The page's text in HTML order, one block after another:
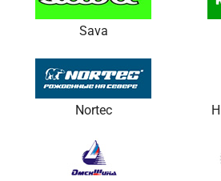
Sava
Nortec